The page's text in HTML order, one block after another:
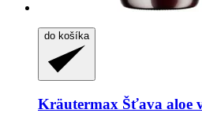
do košíka
Kräutermax Šťava aloe